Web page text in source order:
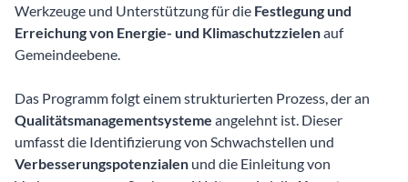
Werkzeuge und Unterstützung für die Festlegung und
Erreichung von Energie- und Klimaschutzzielenauf
Gemeindeebene.
Das Programm folgt einem strukturierten Prozess, der an
Qualitätsmanagementsysteme angelehnt ist. Dieser
umfasst die Identifizierung von Schwachstellen und
Verbesserungspotenzialen und die Einleitung von